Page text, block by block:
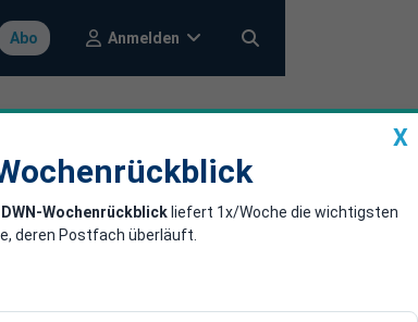
Abo Anmelden
- wie
X
DWN-Wochenrückblick liefert 1x/Woche die wichtigsten
deren Postfach überläuft.